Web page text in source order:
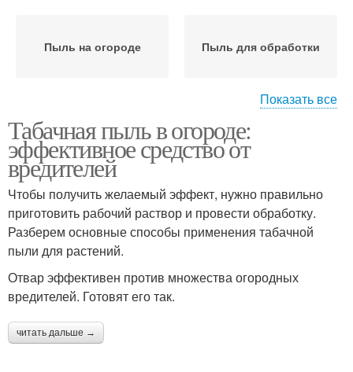
Пыль на огороде Пыль для обработки
Вред для растений Пыль для защиты
Пыль для
профилактики
Пыль для применения
Показать все
Табачная пыль в огороде:
эффективное средство от
вредителей
Чтобы получить желаемый эффект, нужно правильно
приготовить рабочий раствор и провести обработку.
Разберем основные способы применения табачной
пыли для растений.
Отвар эффективен против множества огородных
вредителей. Готовят его так.
читать дальше →